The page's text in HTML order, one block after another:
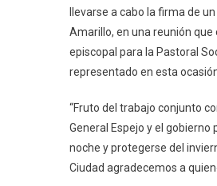
llevarse a cabo la firma de
Amarillo, en una reunión
episcopal para la Pastoral
representado en esta
“Fruto del trabajo conjunto
General Espejo y el
noche y protegerse del
Ciudad agradecemos a